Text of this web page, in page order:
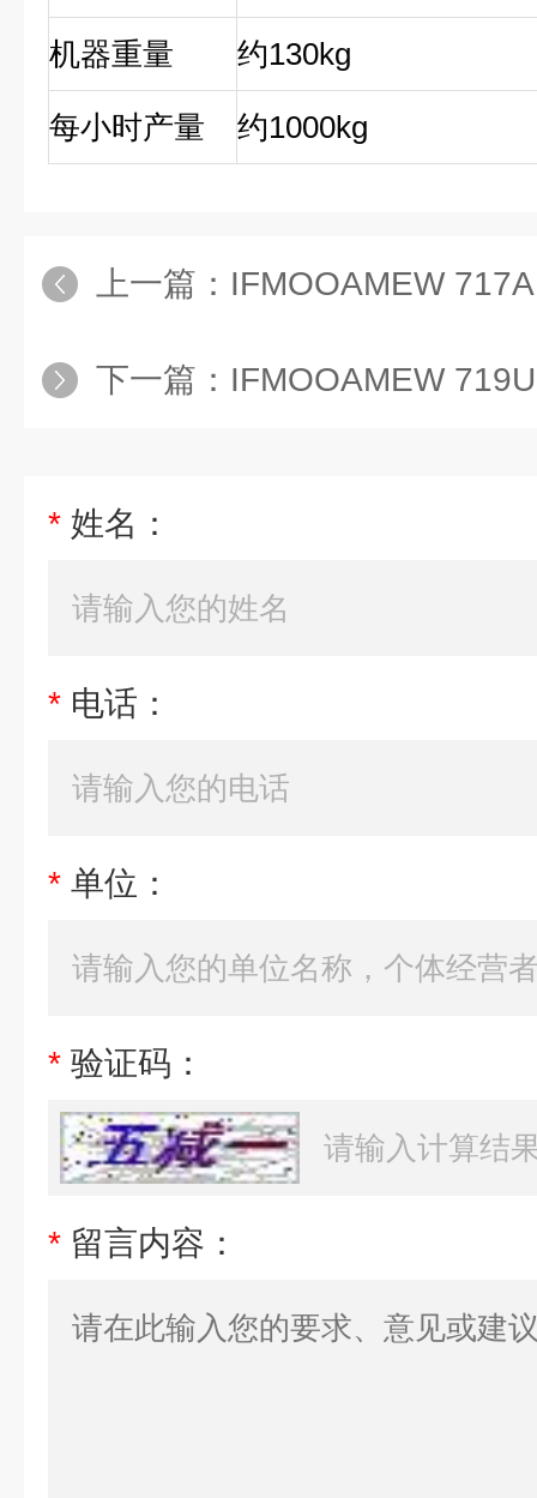
机器重量 约130kg
每小时产量 约1000kg
上一篇： IFMOOAMEW 717AMG
下一篇： IFMOOAMEW 719UL工
* 姓名：
* 电话：
* 单位：
* 验证码：
* 留言内容：